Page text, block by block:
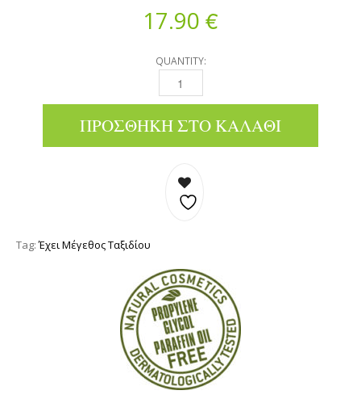
17.90 €
QUANTITY:
ΑΝΤΙΡΥΤΙΔΙΚΉ ΚΡΈΜΑ ΠΡΟΣΏΠΟΥ - ΕΛΙΆ,
ΠΡΟΣΘΉΚΗ ΣΤΟ ΚΑΛΆΘΙ
Tag:Έχει Μέγεθος Ταξιδίου